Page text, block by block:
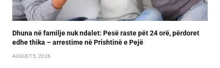
Dhuna në familje nuk ndalet: Pesë raste pët 24 orë, përdoret
edhe thika – arrestime në Prishtinë e Pejë
AUGUST 5, 2026